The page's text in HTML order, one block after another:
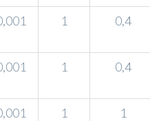
1 0,4
1 0,4
1 1